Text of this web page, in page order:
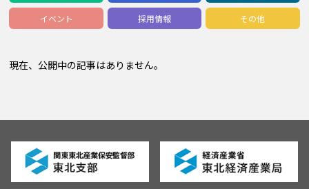
イベント 採用情報 その他
現在、公開中の記事はありません。